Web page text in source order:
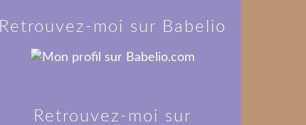
Retrouvez-moi sur Babelio
Retrouvez-moi sur